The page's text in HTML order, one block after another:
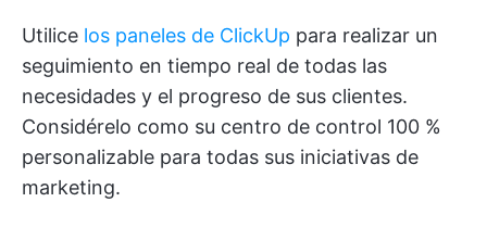
Utilice los paneles de ClickUp para realizar un
seguimiento en tiempo real de todas las
necesidades y el progreso de sus clientes.
Considérelo como su centro de control 100 %
personalizable para todas sus iniciativas de
marketing.